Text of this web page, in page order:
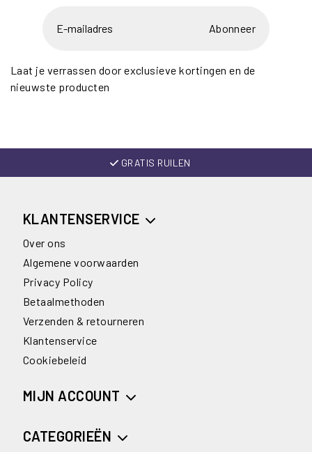
Abonneer
Laat je verrassen door exclusieve kortingen en de
nieuwste producten
GRATIS RUILEN
KLANTENSERVICE
Over ons
Algemene voorwaarden
Privacy Policy
Betaalmethoden
Verzenden & retourneren
Klantenservice
Cookiebeleid
MIJN ACCOUNT
CATEGORIEËN